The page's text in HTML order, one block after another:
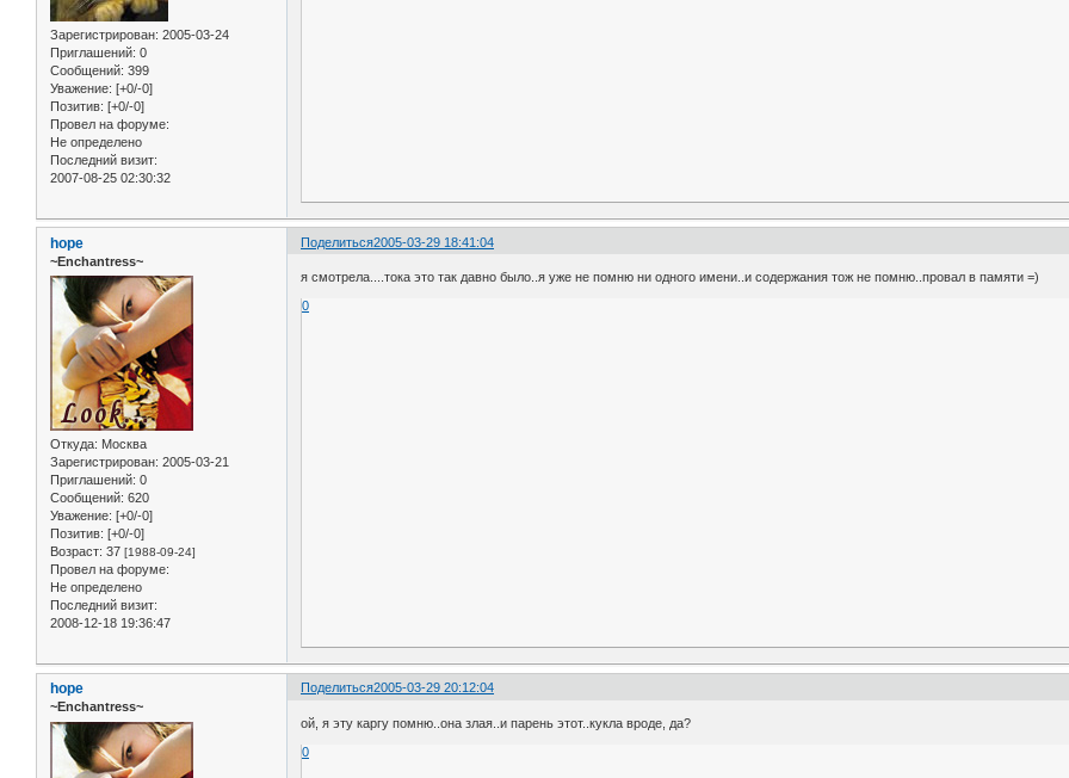
Зарегистрирован: 2005-03-24
Приглашений: 0
Сообщений: 399
Уважение: [+0/-0]
Позитив: [+0/-0]
Провел на форуме:
Не определено
Последний визит:
2007-08-25 02:30:32
Поделиться2005-03-29 18:41:04
hope
~Enchantress~
Откуда: Москва
Зарегистрирован: 2005-03-21
Приглашений: 0
Сообщений: 620
Уважение: [+0/-0]
Позитив: [+0/-0]
Возраст: 37 [1988-09-24]
Провел на форуме:
Не определено
Последний визит:
2008-12-18 19:36:47
я смотрела....тока это так давно было..я уже не помню ни одного имени..и содержания тож не помню..провал в памяти =)
0
Поделиться2005-03-29 20:12:04
hope
~Enchantress~
ой, я эту каргу помню..она злая..и парень этот..кукла вроде, да?
0